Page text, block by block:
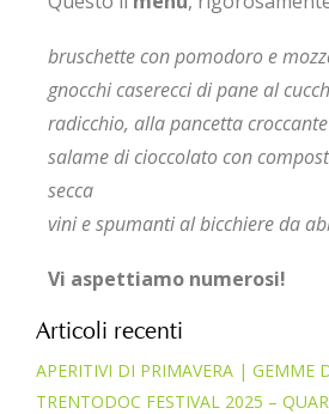
bruschette con pomodoro e
gnocchi caserecci di pane al
radicchio, alla pancetta
salame di cioccolato con
secca
vini e spumanti al bicchiere da
Vi aspettiamo numerosi!
Articoli recenti
APERITIVI DI PRIMAVERA | GEMME
TRENTODOC FESTIVAL 2025 –